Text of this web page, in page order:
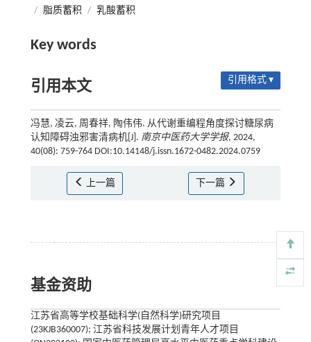
/ 脂质蓄积 / 乳酸蓄积
Key words
引用本文 引用格式 ▾
冯慧, 凌云, 周春祥, 陶伟伟. 从代谢重编程角度探讨糖尿病
认知障碍浊邪害清病机[J]. 南京中医药大学学报, 2024,
40(08): 759-764 DOI:10.14148/j.issn.1672-0482.2024.0759
上一篇 下一篇
基金资助
江苏省高等学校基础科学(自然科学)研究项目
(23KJB360007); 江苏省科技发展计划青年人才项目